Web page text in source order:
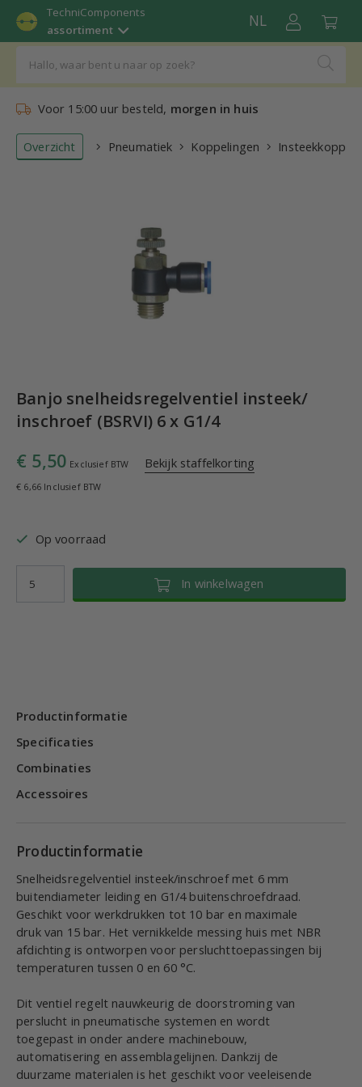
TechniComponents
assortiment
NL
Voor 15:00 uur besteld, morgen in huis
Overzicht Pneumatiek Koppelingen
Banjo snelheidsregelventiel insteek/
inschroef (BSRVI) 6 x G1/4
€ 5,50 Exclusief BTW Bekijk staffelkorting
€ 6,66 Inclusief BTW
Op voorraad
In winkelwagen
Productinformatie
Specificaties
Combinaties
Accessoires
Productinformatie
Snelheidsregelventiel insteek/inschroef met 6 mm
buitendiameter leiding en G1/4 buitenschroefdraad.
Geschikt voor werkdrukken tot 10 bar en maximale
druk van 15 bar. Het vernikkelde messing huis met NBR
afdichting is ontworpen voor persluchttoepassingen bij
temperaturen tussen 0 en 60 °C.
Dit ventiel regelt nauwkeurig de doorstroming van
perslucht in pneumatische systemen en wordt
toegepast in onder andere machinebouw,
automatisering en assemblagelijnen. Dankzij de
duurzame materialen is het geschikt voor veeleisende